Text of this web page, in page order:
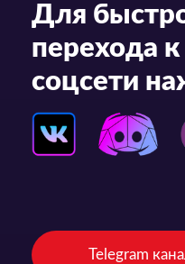
Для
перехода
соцсети
Telegram